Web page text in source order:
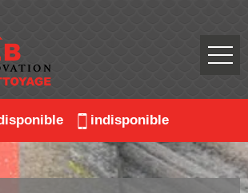
indisponible